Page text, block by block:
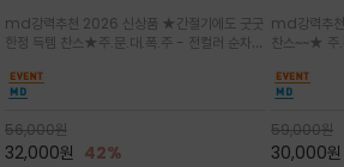
소재
md강력추천 2026 신상품 ★간절기에도 굿굿
한정 득템 찬스★주.문.대.폭.주 - 전컬러 순차발
있는 드롭숄더와 7부 소매가 더해져 팔 라인을
자연스럽게 커버해주는 아이템/얇고 가벼운 터
치감으로 편안
56,000원
32,000원 42%
어도 룩에
튜디오 티셔
md강력추
찬스~~★ 주.
유 있는 핏과
을 커버/빈티
트가 되어 데
59,000원
30,000원